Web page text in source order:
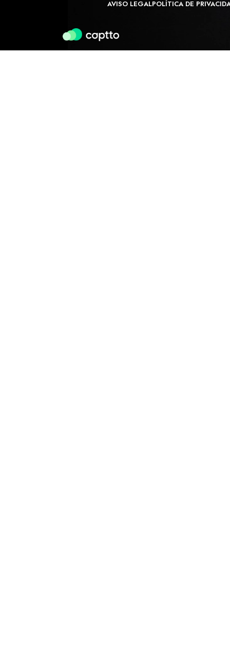
AVISO LEGALPOLÍTICA DE